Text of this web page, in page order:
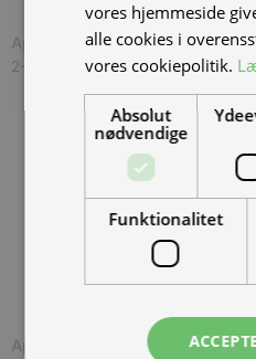
Ape 50 kaffebil med hylder (
2-4 uger
Ape 50 kaffebil med køler (
vores hjemmeside
alle cookies i
vores cookiepolitik.
Absolut
nødvendige
Funktionalitet